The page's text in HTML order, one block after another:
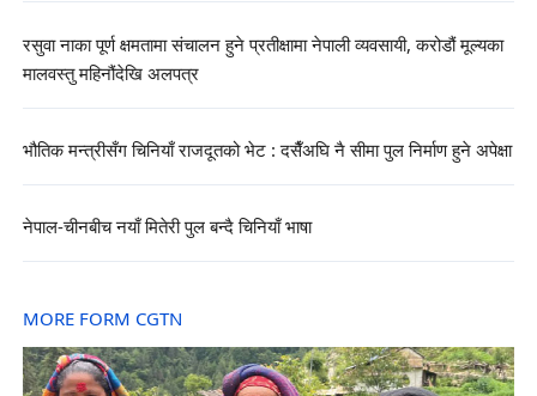
रसुवा नाका पूर्ण क्षमतामा संचालन हुने प्रतीक्षामा नेपाली व्यवसायी, करोडौं मूल्यका
मालवस्तु महिनौंदेखि अलपत्र
भौतिक मन्त्रीसँग चिनियाँ राजदूतको भेट : दसैँअघि नै सीमा पुल निर्माण हुने अपेक्षा
नेपाल-चीनबीच नयाँ मितेरी पुल बन्दै चिनियाँ भाषा
MORE FORM CGTN